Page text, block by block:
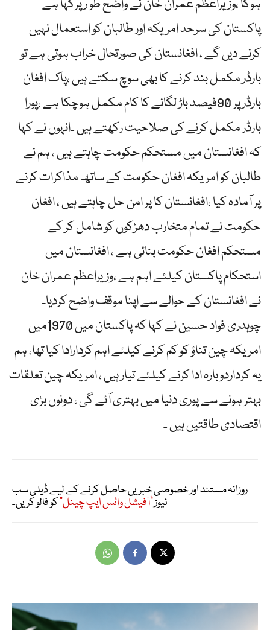
ہوگا ،وزیراعظم عمران خان نے واضح طو رپرکہا ہے
پاکستان کی سرحد امریکہ اور طالبان کو استعمال نہیں
کرنے دیں گے ، افغانستان کی صورتحال خراب ہوتی ہے تو
بارڈر مکمل بند کرنے کا بھی سوچ سکتے ہیں ،پاک افغان
بارڈر پر 90فیصد باڑ لگانے کا کام مکمل ہوچکا ہے ،پورا
بارڈر مکمل کرنے کی صلاحیت رکھتے ہیں ۔انہوں نے کہا
کہ افغانستان میں مستحکم حکومت چاہتے ہیں ، ہم نے
طالبان کو امریکہ افغان حکومت کے ساتھ مذاکرات کرنے
پر آمادہ کیا ،افغانستان کا پر امن حل چاہتے ہیں ، افغان
حکومت نے تمام متخارب دھڑکوں کو شامل کر کے
مستحکم افغان حکومت بنائی ہے ، افغانستان میں
استحکام پاکستان کیلئے اہم ہے ،وزیراعظم عمران خان
نے افغانستان کے حوالے سے اپنا موقف واضح کردیا۔
چوہدری فواد حسین نے کہا کہ پاکستان میں 1970میں
امریکہ چین تناؤ کو کم کرنے کیلئے اہم کردارادا کیا تھا، ہم
یہ کرداردوبارہ ادا کرنے کیلئے تیار ہیں ، امریکہ چین تعلقات
بہتر ہونے سے پوری دنیا میں بہتری آئے گی ، دونوں بڑی
اقتصادی طاقتیں ہیں ۔
روزانہ مستند اور خصوصی خبریں حاصل کرنے کے لیے ڈیلی سب
نیوز"آفیشل واٹس ایپ چینل"کو فالو کریں۔